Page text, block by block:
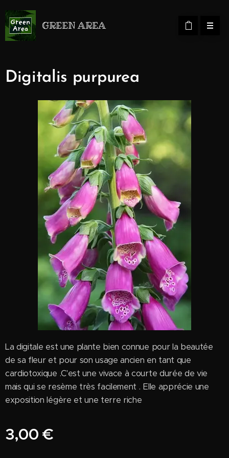
GREEN AREA
Digitalis purpurea
La digitale est une plante bien connue pour la beautée
de sa fleur et pour son usage ancien en tant que
cardiotoxique .C'est une vivace à courte durée de vie
mais qui se resème très facilement . Elle apprécie une
exposition légère et une terre riche
3,00 €